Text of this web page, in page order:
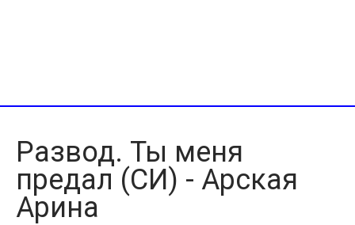
Развод. Ты меня
предал (СИ) - Арская
Арина